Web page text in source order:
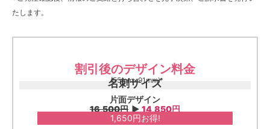
たします。
割引後のデザイン料金
名刺サイズ
(55mm×91mm)
片面デザイン
16,500円 ▶︎ 14,850円
1,650円お得!